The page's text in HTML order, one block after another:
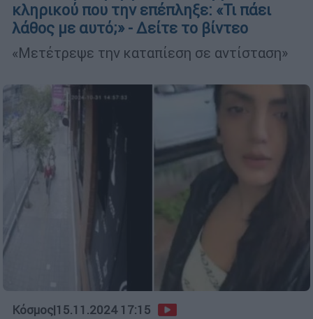
κληρικού που την επέπληξε: «Τι πάει
λάθος με αυτό;» - Δείτε το βίντεο
«Μετέτρεψε την καταπίεση σε αντίσταση»
Κόσμος|15.11.2024 17:15